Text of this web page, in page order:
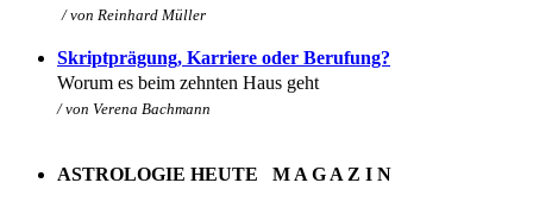
/ von Reinhard Müller
Skriptprägung, Karriere oder Berufung?
Worum es beim zehnten Haus geht
/ von Verena Bachmann
ASTROLOGIE HEUTE M A G A Z I N